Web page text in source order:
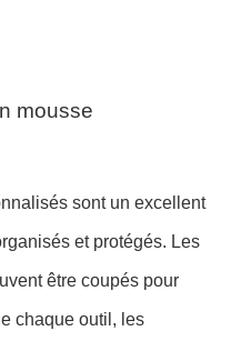
mousse
sont un excellent
et protégés. Les
être coupés pour
chaque outil, les